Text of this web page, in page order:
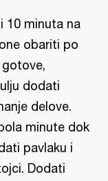
10 minuta na
obariti po
dodati
delove.
minute dok
pavlaku i
Dodati